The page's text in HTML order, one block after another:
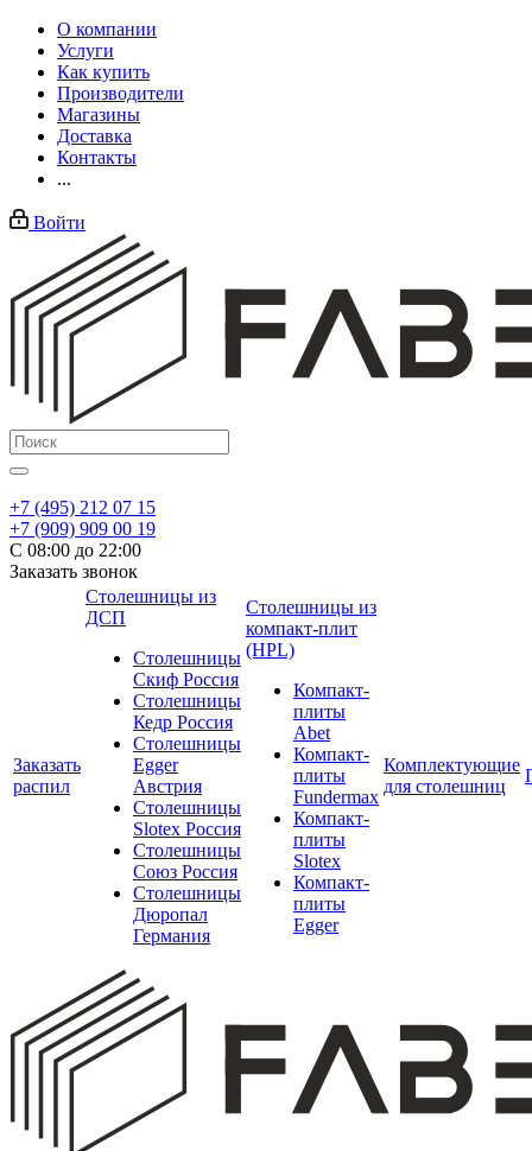
О компании
Услуги
Как купить
Производители
Магазины
Доставка
Контакты
...
Войти
+7 (495) 212 07 15
+7 (909) 909 00 19
С 08:00 до 22:00
Заказать звонок
Заказать
распил
Столешницы из
ДСП
Столешницы
Скиф Россия
Столешницы
Кедр Россия
Столешницы
Egger
Австрия
Столешницы
Slotex Россия
Столешницы
Союз Россия
Столешницы
Дюропал
Германия
Столешницы из
компакт-плит
(HPL)
Компакт-
плиты
Abet
Компакт-
плиты
Fundermax
Компакт-
плиты
Slotex
Компакт-
плиты
Egger
Комплектующие
для столешниц